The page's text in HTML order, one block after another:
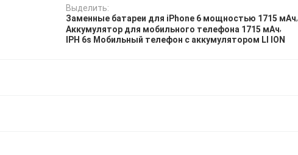
Выделить:
Заменные батареи для iPhone 6 мощностью 1715 мАч,
Аккумулятор для мобильного телефона 1715 мАч,
IPH 6s Мобильный телефон с аккумулятором LI ION